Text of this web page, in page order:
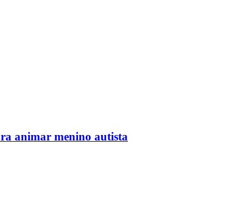
animar menino autista